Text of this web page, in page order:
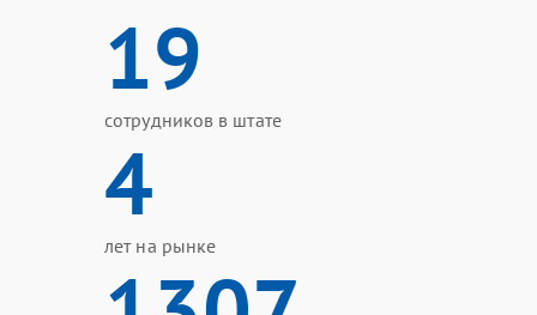
19
сотрудников в штате
4
лет на рынке